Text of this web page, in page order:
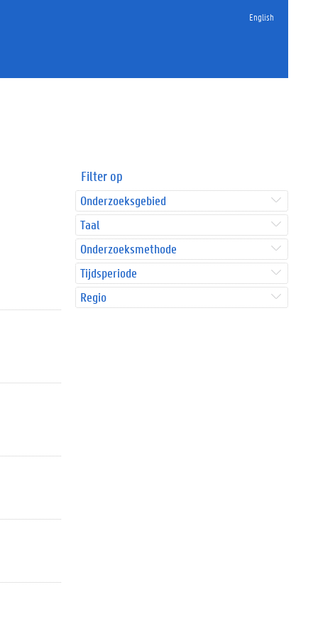
English
Filter op
Onderzoeksgebied
Taal
Onderzoeksmethode
Tijdsperiode
Regio